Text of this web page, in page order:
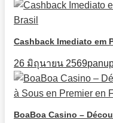
Cashback Imediato em
26 มิถุนายน 2569
BoaBoa Casino –